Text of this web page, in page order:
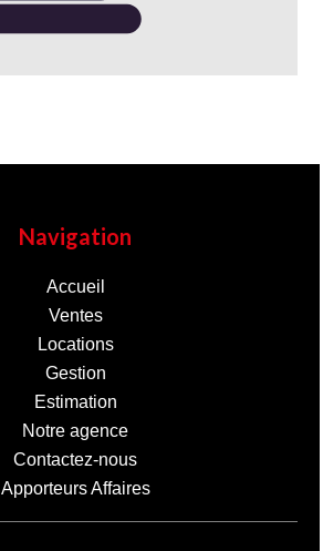
Navigation
Accueil
Ventes
Locations
Gestion
Estimation
Notre agence
Contactez-nous
Apporteurs Affaires